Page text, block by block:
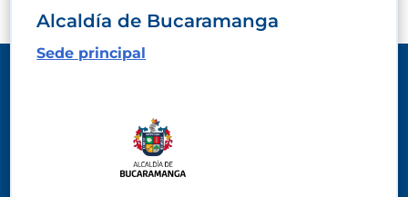
Alcaldía de Bucaramanga
Sede principal